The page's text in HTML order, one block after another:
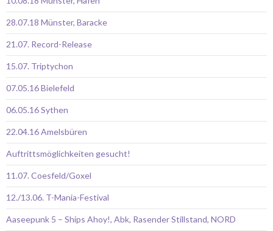
28.07.18 Münster, Baracke
21.07. Record-Release
15.07. Triptychon
07.05.16 Bielefeld
06.05.16 Sythen
22.04.16 Amelsbüren
Auftrittsmöglichkeiten gesucht!
11.07. Coesfeld/Goxel
12./13.06. T-Mania-Festival
Aaseepunk 5 – Ships Ahoy!, Abk, Rasender Stillstand, NORD